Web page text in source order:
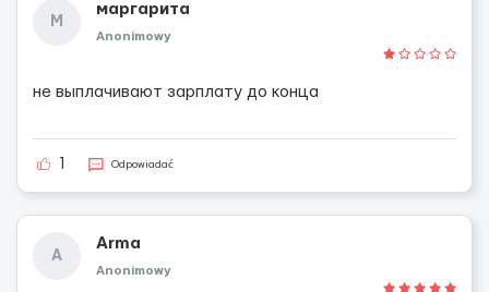
М
маргарита
Anonimowy
не выплачивают зарплату до конца
Odpowiadać
A
Arma
Anonimowy